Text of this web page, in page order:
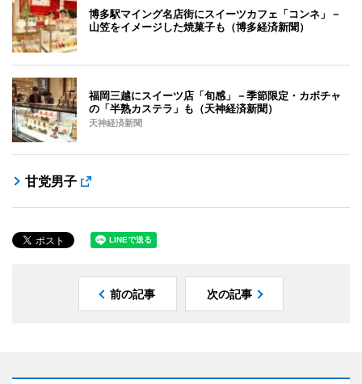
博多駅マイング名店街にスイーツカフェ「コンネ」－
山笠をイメージした焼菓子も（博多経済新聞）
福岡三越にスイーツ店「旬感」－季節限定・カボチャ
の「半熟カステラ」も（天神経済新聞）
天神経済新聞
甘党男子
前の記事 次の記事